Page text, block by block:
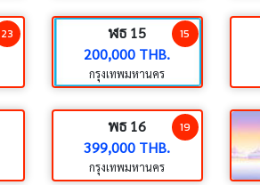
23
ฬธ 15
200,000 THB.
กรุงเทพมหานคร
15
พธ 16
399,000 THB.
กรุงเทพมหานคร
19